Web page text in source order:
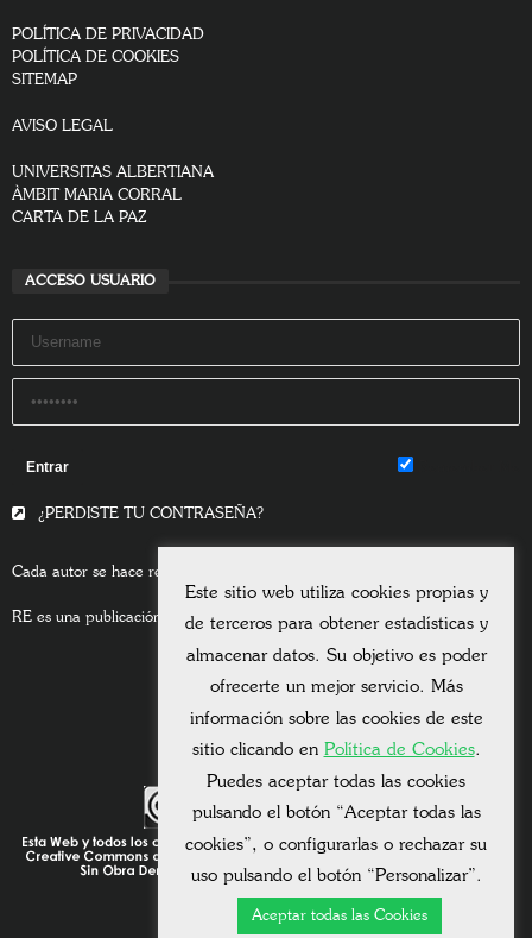
POLÍTICA DE PRIVACIDAD
POLÍTICA DE COOKIES
SITEMAP
AVISO LEGAL
UNIVERSITAS ALBERTIANA
ÀMBIT MARIA CORRAL
CARTA DE LA PAZ
ACCESO USUARIO
¿PERDISTE TU CONTRASEÑA?
Cada autor se hace responsable del contenido de sus escritos.
RE es una publicación asociada a la Universitas Albertiana.
Este sitio web utiliza cookies propias y
de terceros para obtener estadísticas y
almacenar datos. Su objetivo es poder
ofrecerte un mejor servicio. Más
información sobre las cookies de este
sitio clicando en Política de Cookies.
Puedes aceptar todas las cookies
pulsando el botón “Aceptar todas las
cookies”, o configurarlas o rechazar su
uso pulsando el botón “Personalizar”.
Aceptar todas las Cookies